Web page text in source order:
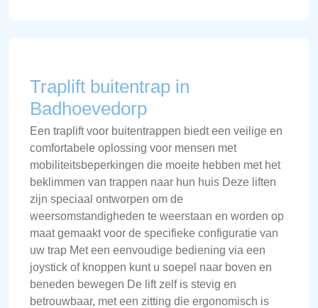
Traplift buitentrap in
Badhoevedorp
Een traplift voor buitentrappen biedt een veilige en
comfortabele oplossing voor mensen met
mobiliteitsbeperkingen die moeite hebben met het
beklimmen van trappen naar hun huis Deze liften
zijn speciaal ontworpen om de
weersomstandigheden te weerstaan en worden op
maat gemaakt voor de specifieke configuratie van
uw trap Met een eenvoudige bediening via een
joystick of knoppen kunt u soepel naar boven en
beneden bewegen De lift zelf is stevig en
betrouwbaar, met een zitting die ergonomisch is